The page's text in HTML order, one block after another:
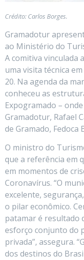
Crédito: Carlos Borges.
Gramadotur
ao Ministério do
A comitiva vinculada
uma visita técnica
20. Na agenda da
conheceu as
Expogramado –
Gramadotur, Rafael
de Gramado, Fedoca
O ministro do
que a referência em
em momentos de
Coronavírus. “O
excelente,
o pilar econômico.
patamar é resultado
esforço conjunto do
privada”, assegura.
dos destinos do